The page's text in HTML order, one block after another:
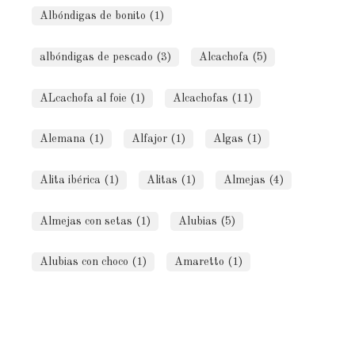
Albóndigas de bonito (1)
albóndigas de pescado (3) Alcachofa (5)
ALcachofa al foie (1) Alcachofas (11)
Alemana (1) Alfajor (1) Algas (1)
Alita ibérica (1) Alitas (1) Almejas (4)
Almejas con setas (1) Alubias (5)
Alubias con choco (1) Amaretto (1)